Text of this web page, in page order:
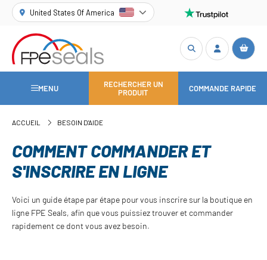
United States Of America
MENU
RECHERCHER UN
PRODUIT
COMMANDE RAPIDE
ACCUEIL BESOIN D'AIDE
COMMENT COMMANDER ET
S'INSCRIRE EN LIGNE
Voici un guide étape par étape pour vous inscrire sur la boutique en
ligne FPE Seals, afin que vous puissiez trouver et commander
rapidement ce dont vous avez besoin.